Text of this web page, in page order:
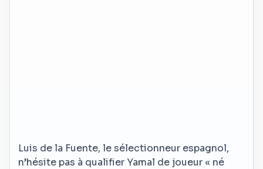
Luis de la Fuente, le sélectionneur espagnol,
n’hésite pas à qualifier Yamal de joueur « né